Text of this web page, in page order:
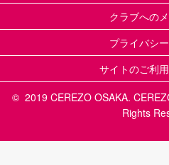
クラブへの
プライバシ
サイトのご利
© 2019 CEREZO OSAKA.
Rights